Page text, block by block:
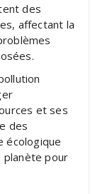
des
affectant la
et ses
des
écologique
pour